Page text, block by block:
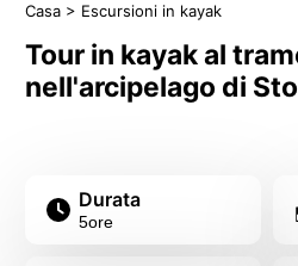
Casa > Escursioni in kayak
Tour in kayak al
nell'arcipelago di
Durata
5ore